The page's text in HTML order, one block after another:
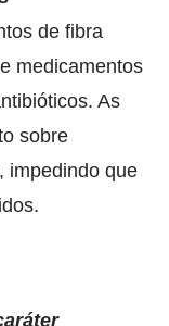
de fibra
medicamentos
As
sobre
impedindo que